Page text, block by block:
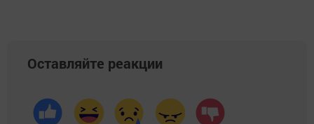
Оставляйте реакции